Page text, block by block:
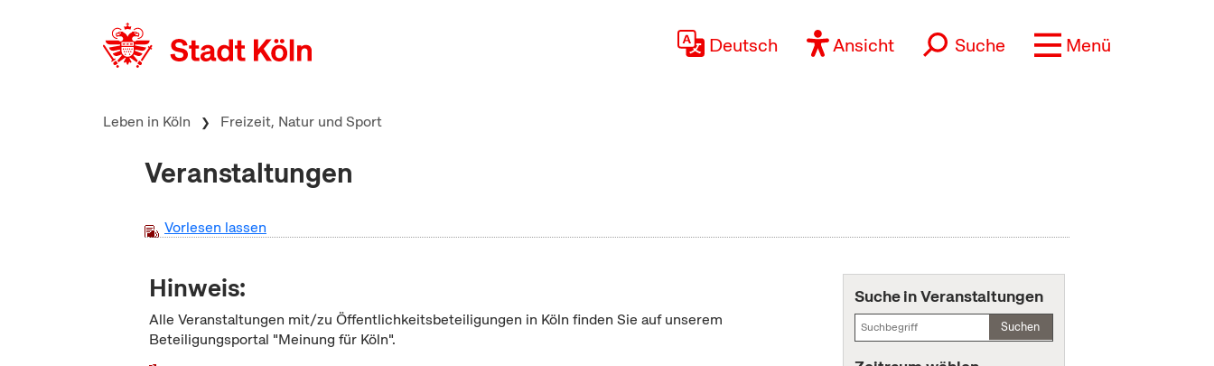
Deutsch Ansicht Suche Menü
Leben in Köln Freizeit, Natur und Sport
Veranstaltungen
Vorlesen lassen
Hinweis:
Alle Veranstaltungen mit/zu Öffentlichkeitsbeteiligungen in Köln finden Sie auf unserem
Beteiligungsportal "Meinung für Köln".
Suche in Veranstaltungen
Suchen